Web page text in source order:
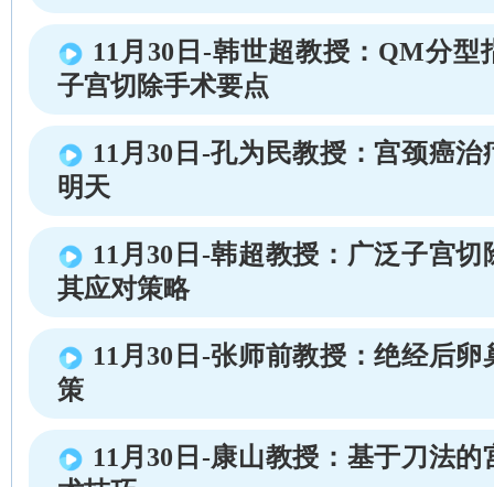
11月30日-韩世超教授：QM分型
子宫切除手术要点
11月30日-孔为民教授：宫颈癌
明天
11月30日-韩超教授：广泛子宫
其应对策略
11月30日-张师前教授：绝经后
策
11月30日-康山教授：基于刀法